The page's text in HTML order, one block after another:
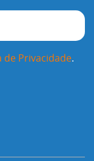
de Privacidade.